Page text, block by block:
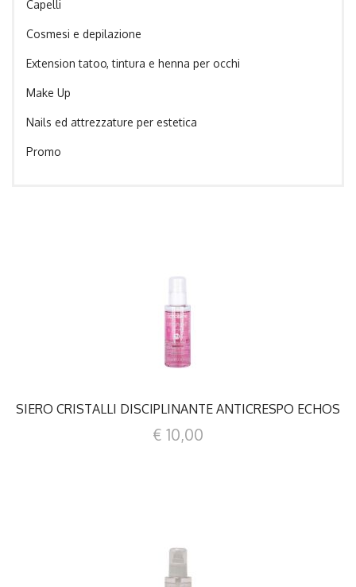
Capelli
Cosmesi e depilazione
Extension tatoo, tintura e henna per occhi
Make Up
Nails ed attrezzature per estetica
Promo
SIERO CRISTALLI DISCIPLINANTE ANTICRESPO ECHOS
€ 10,00
DETTAGLI